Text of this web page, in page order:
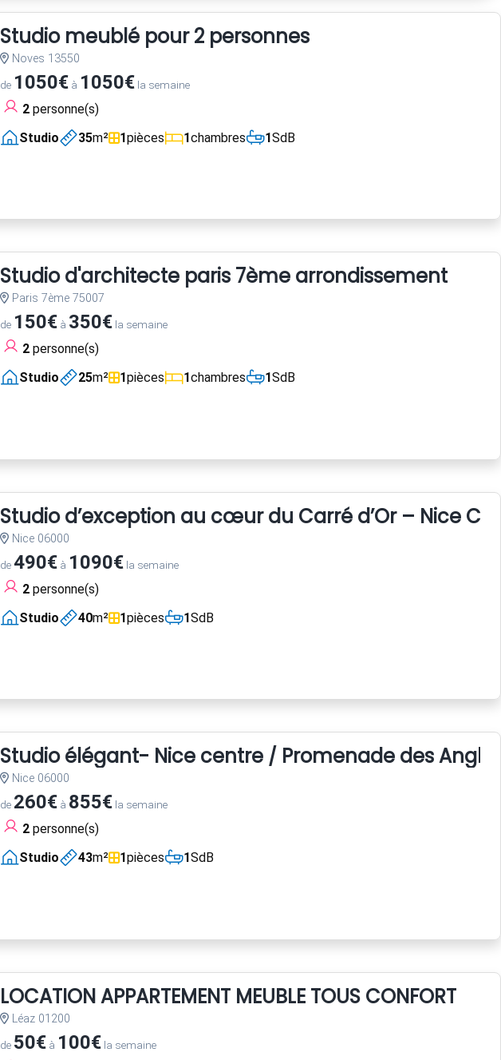
Studio meublé pour 2 personnes
Noves 13550
de 1050€à 1050€la semaine
2personne(s)
Studio
35m² 1pièces 1chambres 1SdB
Studio d'architecte paris 7ème arrondissement
Paris 7ème 75007
de 150€à 350€la semaine
2personne(s)
Studio
25m² 1pièces 1chambres 1SdB
Studio d’exception au cœur du Carré d’Or – Nice
Nice 06000
de490€à 1090€la semaine
2personne(s)
Studio
40m² 1pièces 1SdB
Studio élégant- Nice centre / Promenade des
Nice 06000
de 260€à 855€la semaine
2personne(s)
Studio
43m² 1pièces 1SdB
LOCATION APPARTEMENT MEUBLE TOUS CONFORT
Léaz 01200
de 50€à 100€la semaine